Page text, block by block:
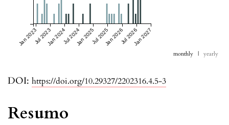
DOI: https://doi.org/10.29327/2202316.4.5-3
Resumo
Jan 2023Jul 2023Jan 2024Jul 2024Jan 2025Jul 2025Jan 2026Jul 2026Jan 2027
monthly yearly